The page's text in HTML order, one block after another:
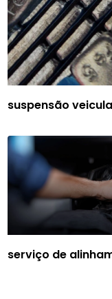
suspensão
serviço de